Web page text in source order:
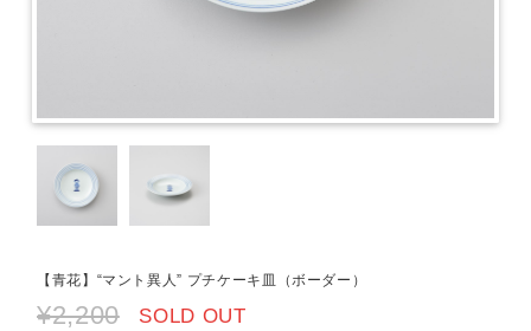
【青花】“マント異人” プチケーキ皿（ボーダー）
¥2,200 SOLD OUT